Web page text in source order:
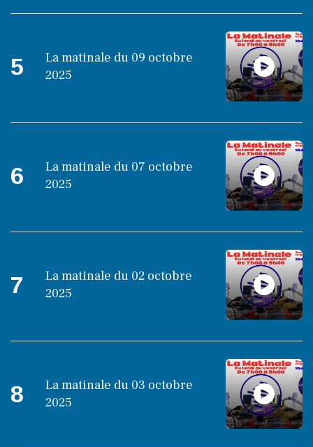
5
La matinale du 09 octobre
2025
6
La matinale du 07 octobre
2025
7
La matinale du 02 octobre
2025
8
La matinale du 03 octobre
2025